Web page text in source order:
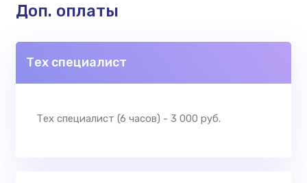
Доп. оплаты
Тех специалист
Тех специалист (6 часов) - 3 000 руб.